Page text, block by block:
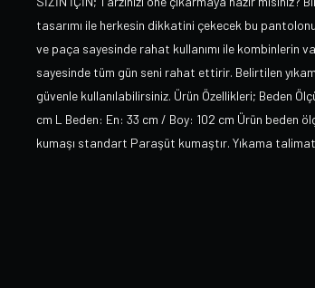
tasarımı ile herkesin dikkatini çekecek bu
ve paça sayesinde rahat kullanımı ile kombinlerin
sayesinde tüm gün seni rahat ettirir. Belirtilen
güvenle kullanılabilirsiniz. Ürün Özellikleri; Beden
cm L Beden: En: 33 cm / Boy: 102 cm Ürün beden
kumaşı standart Paraşüt kumaştır. Yıkama